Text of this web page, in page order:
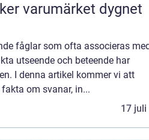
varumärket dygnet
fåglar som ofta associeras
utseende och beteende har
I denna artikel kommer vi att
om svanar, in...
17 juli